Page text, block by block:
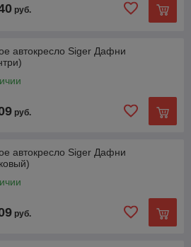
руб.
автокресло Siger Дафни
руб.
автокресло Siger Дафни
руб.